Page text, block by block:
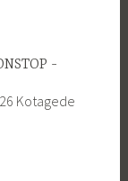
Kotagede